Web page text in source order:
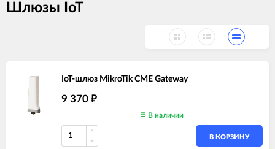
Шлюзы IoT
IoT-шлюз MikroTik CME Gateway
9 370 ₽
В наличии
В КОРЗИНУ